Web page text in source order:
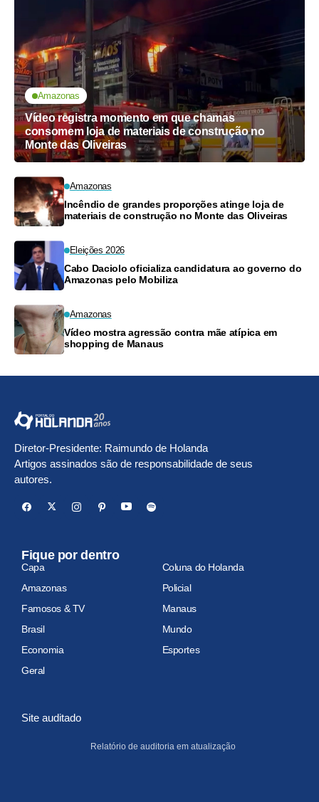
Amazonas
Vídeo registra momento em que chamas
consomem loja de materiais de construção no
Monte das Oliveiras
Amazonas
Incêndio de grandes proporções atinge loja de
materiais de construção no Monte das Oliveiras
Eleições 2026
Cabo Daciolo oficializa candidatura ao governo do
Amazonas pelo Mobiliza
Amazonas
Vídeo mostra agressão contra mãe atípica em
shopping de Manaus
Diretor-Presidente: Raimundo de Holanda
Artigos assinados são de responsabilidade de seus
autores.
Fique por dentro
Capa
Coluna do Holanda
Amazonas
Policial
Famosos & TV
Manaus
Brasil
Mundo
Economia
Esportes
Geral
Site auditado
Relatório de auditoria em atualização